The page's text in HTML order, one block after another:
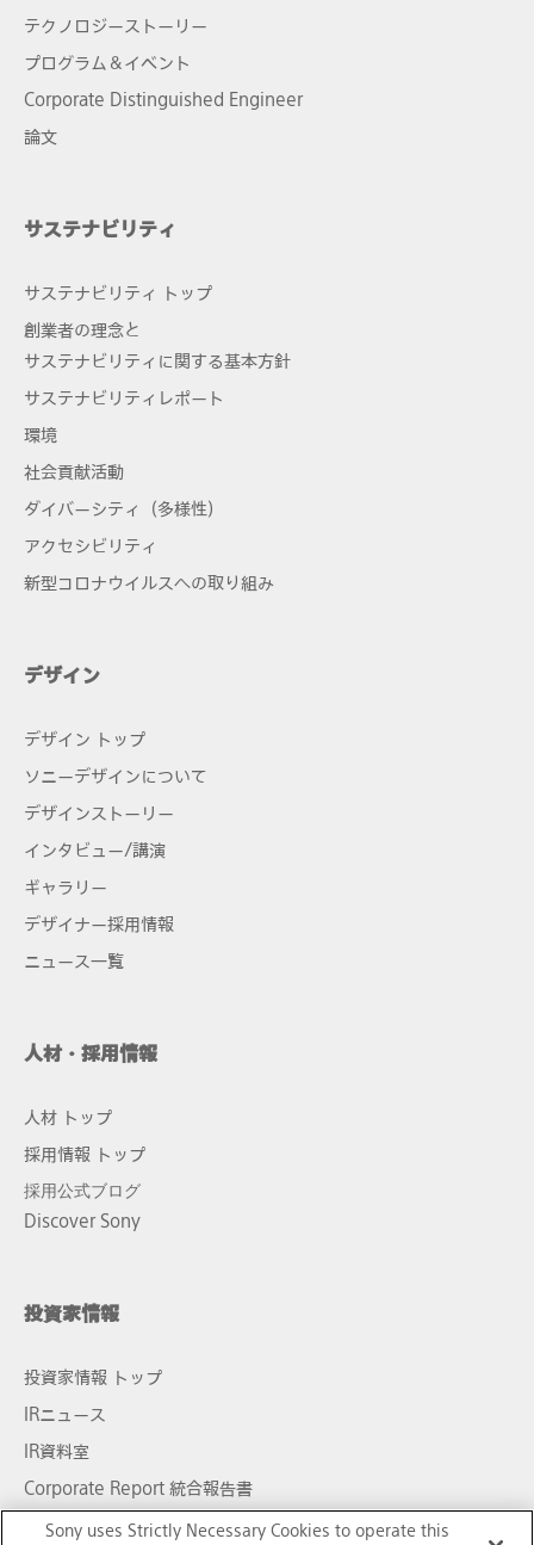
テクノロジーストーリー
プログラム＆イベント
Corporate Distinguished Engineer
論文
サステナビリティ
サステナビリティ トップ
創業者の理念と
サステナビリティに関する基本方針
サステナビリティレポート
環境
社会貢献活動
ダイバーシティ（多様性）
アクセシビリティ
新型コロナウイルスへの取り組み
デザイン
デザイン トップ
ソニーデザインについて
デザインストーリー
インタビュー/講演
ギャラリー
デザイナー採用情報
ニュース一覧
人材・採用情報
人材 トップ
採用情報 トップ
採用公式ブログ
Discover Sony
投資家情報
投資家情報 トップ
IRニュース
IR資料室
Corporate Report 統合報告書
決算短信・業績説明会資料
Sony uses Strictly Necessary Cookies to operate this